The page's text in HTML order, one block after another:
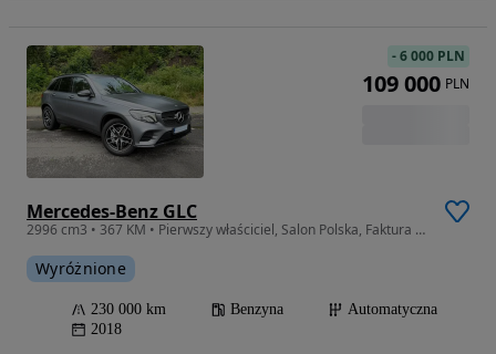
Mercedes-Benz GLC
2996 cm3 • 367 KM • Pierwszy właściciel, Salon Polska, Faktura VAT 23%
Wyróżnione
230 000 km Benzyna
Automatyczna
2018
-6 000 PLN
109 000 PLN